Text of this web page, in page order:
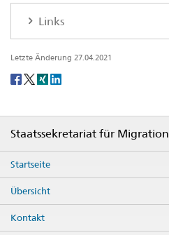
Links
Letzte Änderung 27.04.2021
Social
Staatssekretariat für Migration
Startseite
Übersicht
Kontakt